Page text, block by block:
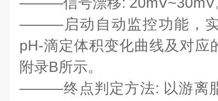
———启动自动监控功能，
pH-滴定体积变化曲线及对应
附录B所示。
———终点判定方法: 以游离